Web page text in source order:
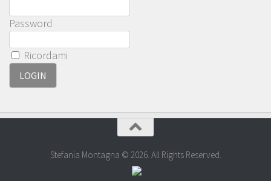
Password
Ricordami
Stefania Montagna © 2026. All Rights Reserved.